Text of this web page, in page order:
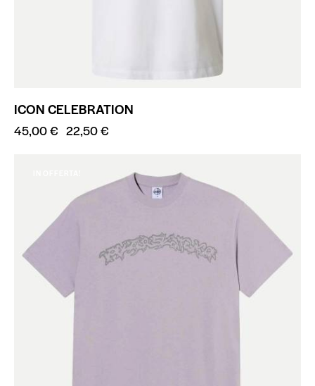
ICON CELEBRATION
45,00€ 22,50€